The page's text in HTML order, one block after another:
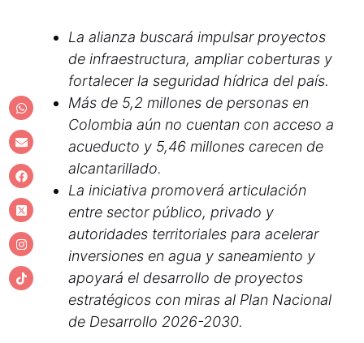
La alianza buscará impulsar proyectos
de infraestructura, ampliar coberturas y
fortalecer la seguridad hídrica del país.
Más de 5,2 millones de personas en
Colombia aún no cuentan con acceso a
acueducto y 5,46 millones carecen de
alcantarillado.
La iniciativa promoverá articulación
entre sector público, privado y
autoridades territoriales para acelerar
inversiones en agua y saneamiento y
apoyará el desarrollo de proyectos
estratégicos con miras al Plan Nacional
de Desarrollo 2026-2030.